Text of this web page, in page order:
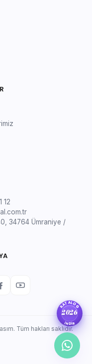
12
34764 Ümraniye /
Tüm hakları saklıdır.
KATALOG
İNDİR
2026